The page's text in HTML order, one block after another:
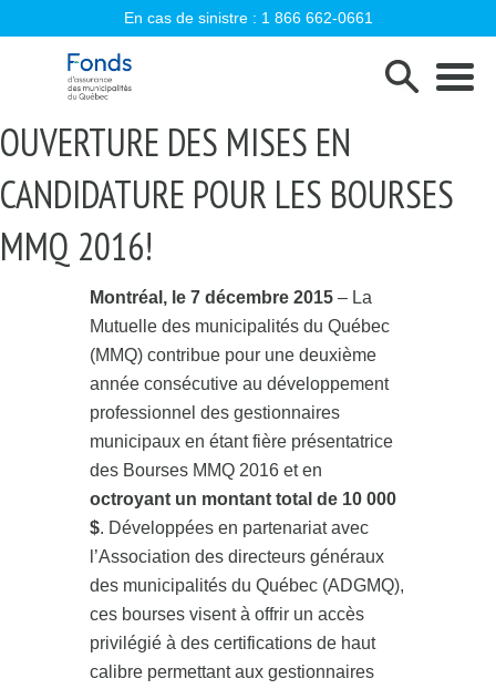
En cas de sinistre : 1 866 662-0661
Fonds d'assurance des municipalités
OUVERTURE DES MISES EN
CANDIDATURE POUR LES BOURSES
MMQ 2016!
Montréal, le 7 décembre 2015 – La
Mutuelle des municipalités du Québec
(MMQ) contribue pour une deuxième
année consécutive au développement
professionnel des gestionnaires
municipaux en étant fière présentatrice
des Bourses MMQ 2016 et en
octroyant un montant total de 10 000
$. Développées en partenariat avec
l’Association des directeurs généraux
des municipalités du Québec (ADGMQ),
ces bourses visent à offrir un accès
privilégié à des certifications de haut
calibre permettant aux gestionnaires